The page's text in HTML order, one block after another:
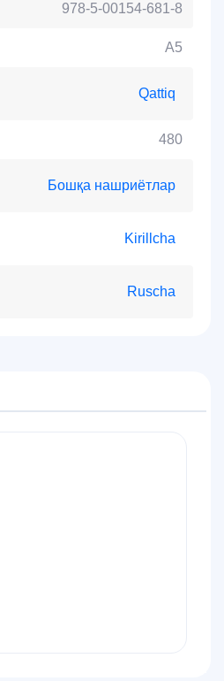
978-5-00154-681-8
A5
Qattiq
480
Бошқа нашриётлар
Kirillcha
Ruscha